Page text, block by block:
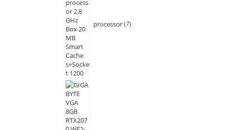
processor 7